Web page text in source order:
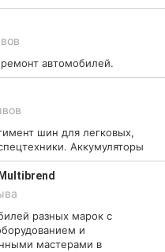
автомобилей.
шин для легковых,
Аккумуляторы
Multibrend
разных марок с
и
мастерами в